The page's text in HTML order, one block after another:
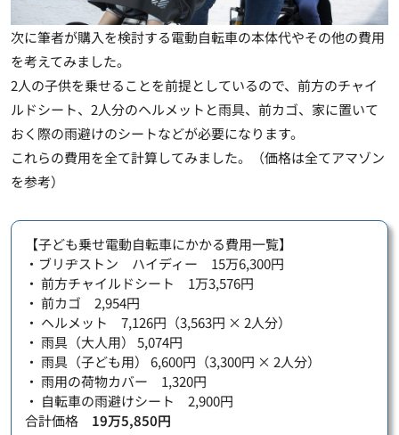
次に筆者が購入を検討する電動自転車の本体代やその他の費用
を考えてみました。
2人の子供を乗せることを前提としているので、前方のチャイ
ルドシート、2人分のヘルメットと雨具、前カゴ、家に置いて
おく際の雨避けのシートなどが必要になります。
これらの費用を全て計算してみました。（価格は全てアマゾン
を参考）
【子ども乗せ電動自転車にかかる費用一覧】
・ブリヂストン ハイディー 15万6,300円
・ 前方チャイルドシート 1万3,576円
・ 前カゴ 2,954円
・ ヘルメット 7,126円（3,563円 × 2人分）
・ 雨具（大人用） 5,074円
・ 雨具（子ども用） 6,600円（3,300円 × 2人分）
・ 雨用の荷物カバー 1,320円
・ 自転車の雨避けシート 2,900円
合計価格 19万5,850円